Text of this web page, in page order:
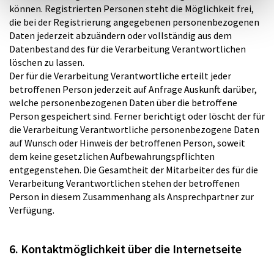
können. Registrierten Personen steht die Möglichkeit frei,
die bei der Registrierung angegebenen personenbezogenen
Daten jederzeit abzuändern oder vollständig aus dem
Datenbestand des für die Verarbeitung Verantwortlichen
löschen zu lassen.
Der für die Verarbeitung Verantwortliche erteilt jeder
betroffenen Person jederzeit auf Anfrage Auskunft darüber,
welche personenbezogenen Daten über die betroffene
Person gespeichert sind. Ferner berichtigt oder löscht der für
die Verarbeitung Verantwortliche personenbezogene Daten
auf Wunsch oder Hinweis der betroffenen Person, soweit
dem keine gesetzlichen Aufbewahrungspflichten
entgegenstehen. Die Gesamtheit der Mitarbeiter des für die
Verarbeitung Verantwortlichen stehen der betroffenen
Person in diesem Zusammenhang als Ansprechpartner zur
Verfügung.
6. Kontaktmöglichkeit über die Internetseite